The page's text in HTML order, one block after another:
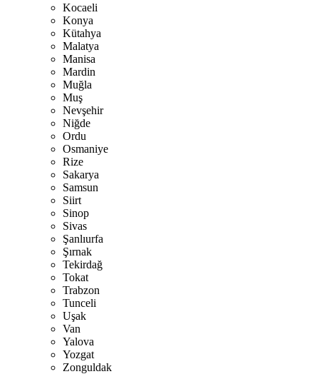
Kocaeli
Konya
Kütahya
Malatya
Manisa
Mardin
Muğla
Muş
Nevşehir
Niğde
Ordu
Osmaniye
Rize
Sakarya
Samsun
Siirt
Sinop
Sivas
Şanlıurfa
Şırnak
Tekirdağ
Tokat
Trabzon
Tunceli
Uşak
Van
Yalova
Yozgat
Zonguldak